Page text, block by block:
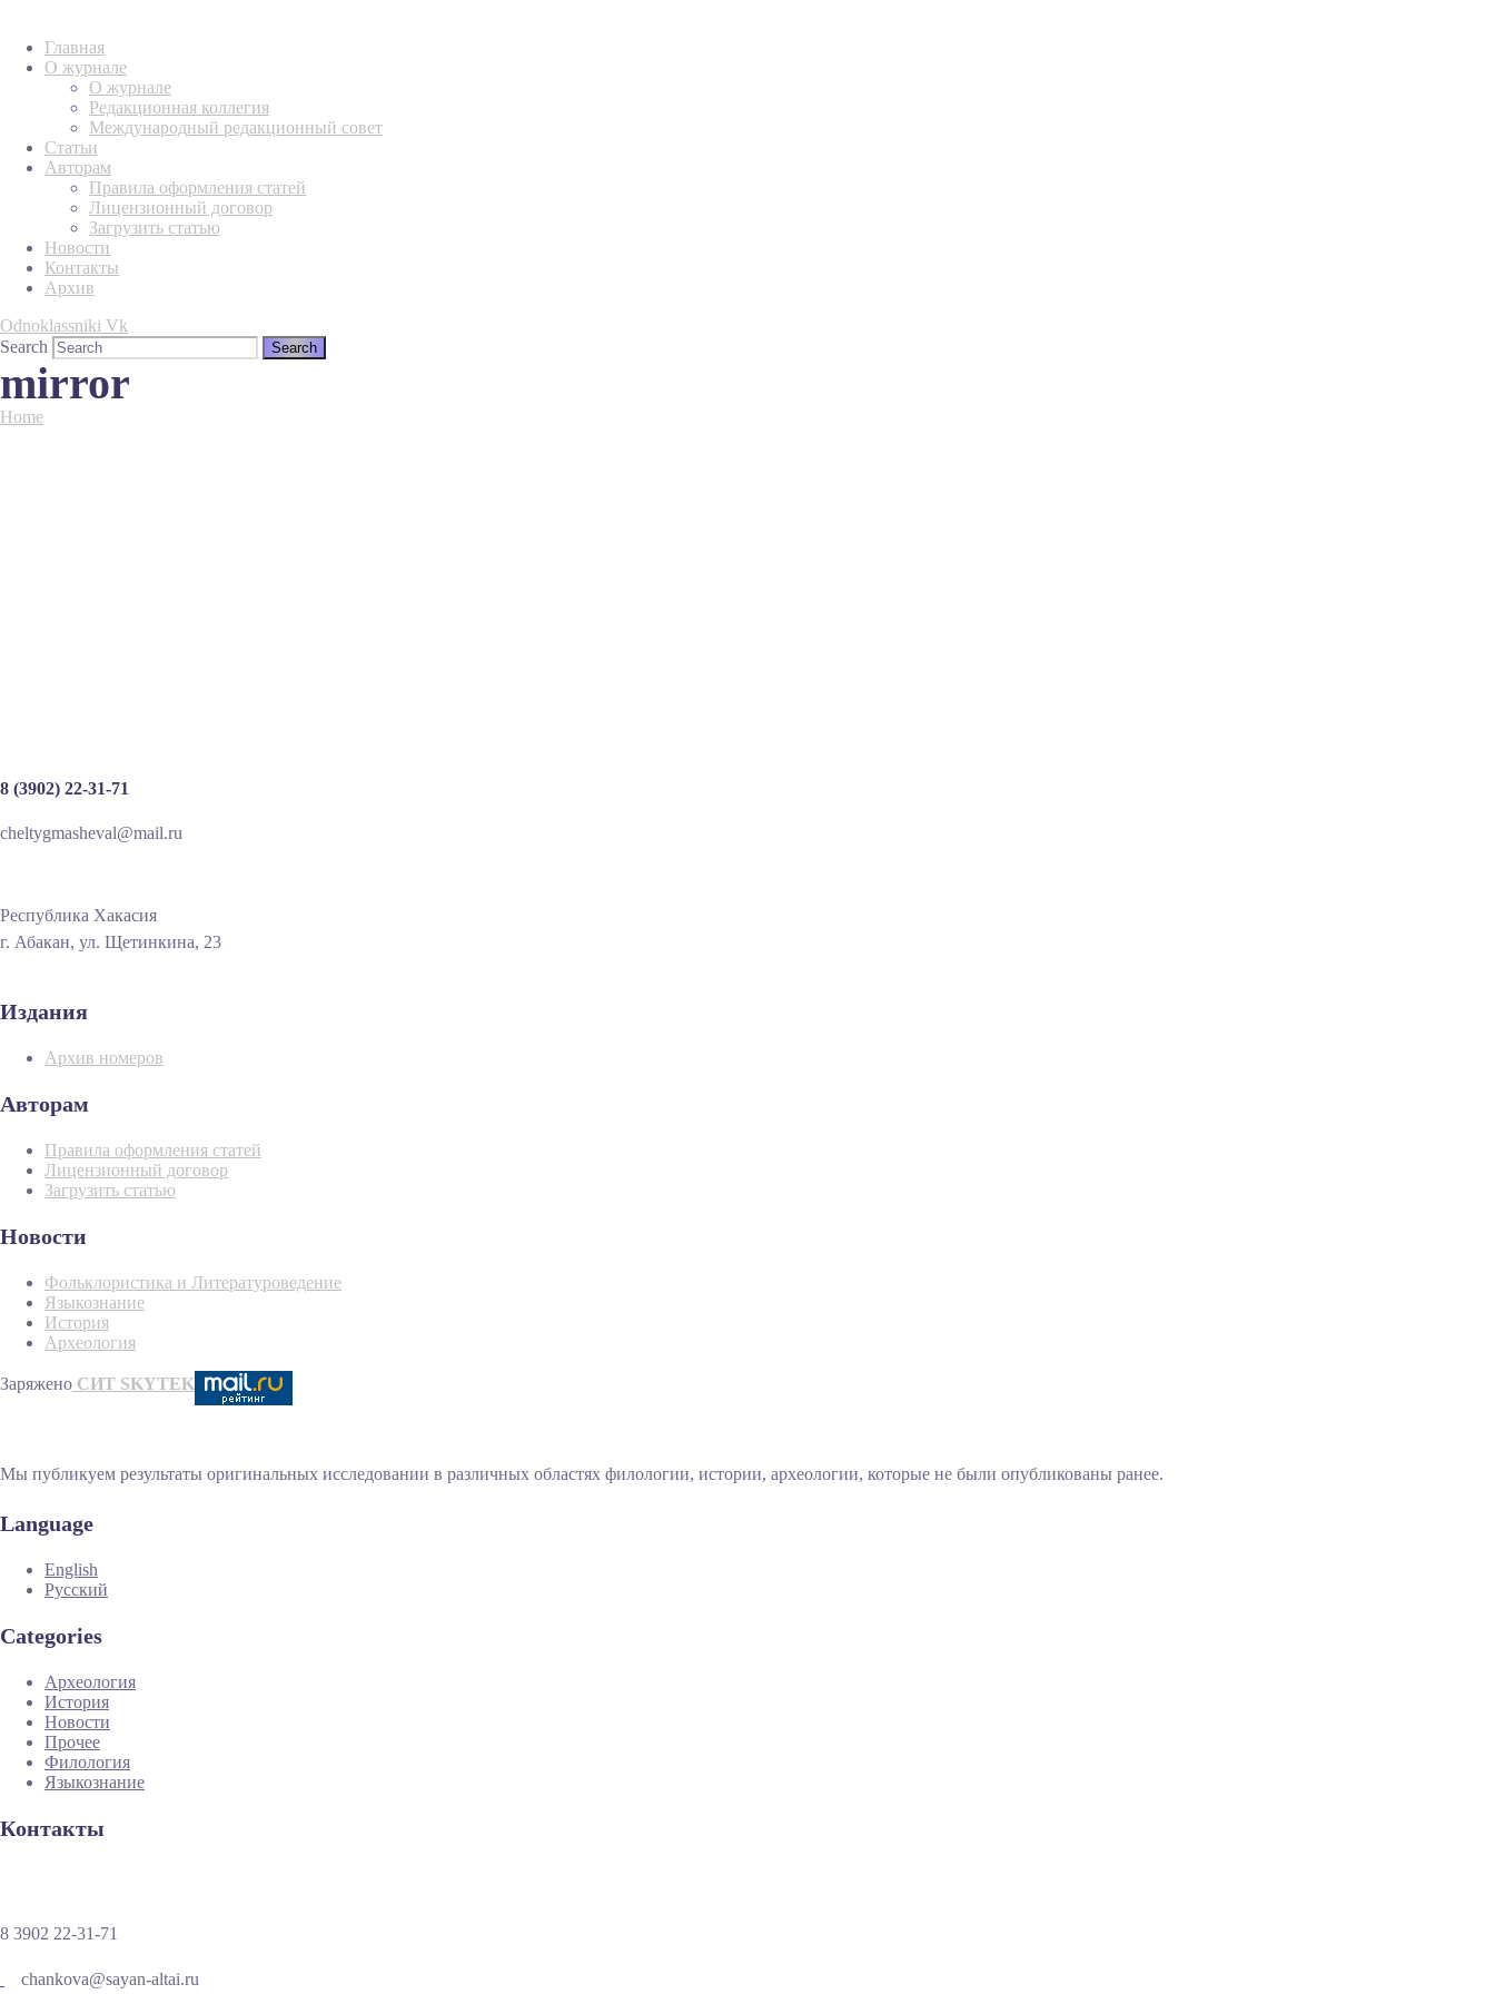
Главная
О журнале
О журнале
Редакционная коллегия
Международный редакционный совет
Статьи
Авторам
Правила оформления статей
Лицензионный договор
Загрузить статью
Новости
Контакты
Архив
Odnoklassniki Vk
Search
mirror
Home
8 (3902) 22-31-71
cheltygmasheval@mail.ru
Республика Хакасия
г. Абакан, ул. Щетинкина, 23
Издания
Архив номеров
Авторам
Правила оформления статей
Лицензионный договор
Загрузить статью
Новости
Фольклористика и Литературоведение
Языкознание
История
Археология
Заряжено СИТ SKYTEK
Мы публикуем результаты оригинальных исследовании в различных областях филологии, истории, археологии, которые не были опубликованы ранее.
Language
English
Русский
Categories
Археология
История
Новости
Прочее
Филология
Языкознание
Контакты
8 3902 22-31-71
chankova@sayan-altai.ru